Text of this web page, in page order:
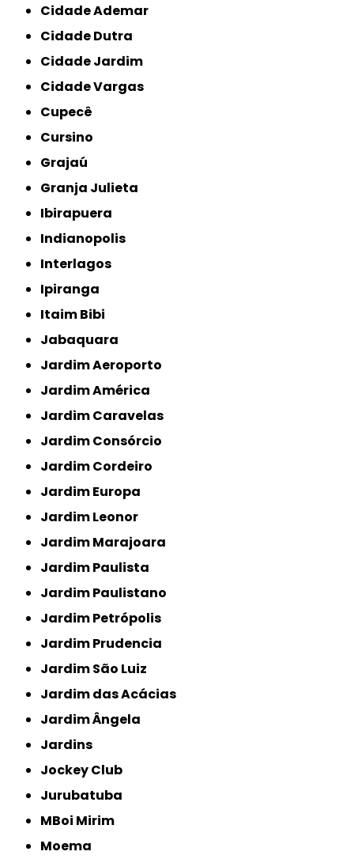
Cidade Ademar
Cidade Dutra
Cidade Jardim
Cidade Vargas
Cupecê
Cursino
Grajaú
Granja Julieta
Ibirapuera
Indianopolis
Interlagos
Ipiranga
Itaim Bibi
Jabaquara
Jardim Aeroporto
Jardim América
Jardim Caravelas
Jardim Consórcio
Jardim Cordeiro
Jardim Europa
Jardim Leonor
Jardim Marajoara
Jardim Paulista
Jardim Paulistano
Jardim Petrópolis
Jardim Prudencia
Jardim São Luiz
Jardim das Acácias
Jardim Ângela
Jardins
Jockey Club
Jurubatuba
MBoi Mirim
Moema